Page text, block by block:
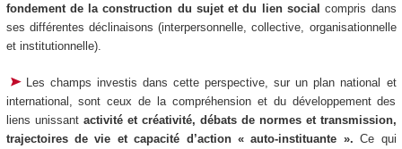
fondement de la construction du sujet et du lien socialcompris dans
ses différentes déclinaisons (interpersonnelle, collective, organisationnelle
et institutionnelle).
Les champs investis dans cette perspective, sur un plan national et
international, sont ceux de la compréhension et du développement des
liens unissant activité et créativité, débats de normes et transmission,
trajectoires de vie et capacité d’action « auto-instituante ». Ce qui